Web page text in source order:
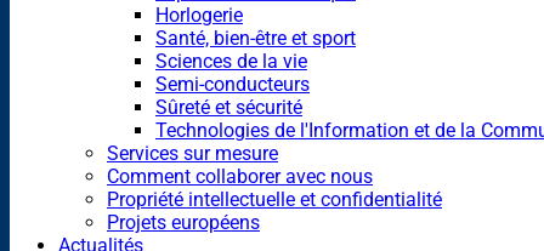
Horlogerie
Santé, bien-être et sport
Sciences de la vie
Semi-conducteurs
Sûreté et sécurité
Technologies de l'Information et de la
Services sur mesure
Comment collaborer avec nous
Propriété intellectuelle et confidentialité
Projets européens
Actualités